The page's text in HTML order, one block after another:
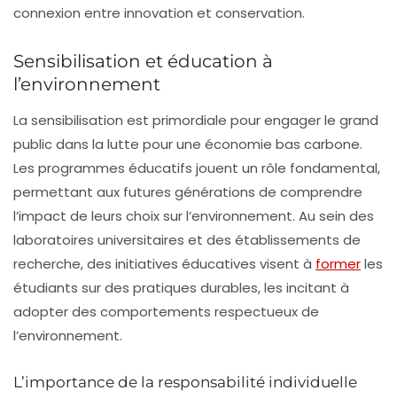
connexion entre innovation et conservation.
Sensibilisation et éducation à
l’environnement
La sensibilisation est primordiale pour engager le grand
public dans la lutte pour une économie bas carbone.
Les programmes éducatifs jouent un rôle fondamental,
permettant aux futures générations de comprendre
l’impact de leurs choix sur l’environnement. Au sein des
laboratoires universitaires et des établissements de
recherche, des initiatives éducatives visent à formerles
étudiants sur des pratiques durables, les incitant à
adopter des comportements respectueux de
l’environnement.
L’importance de la responsabilité individuelle